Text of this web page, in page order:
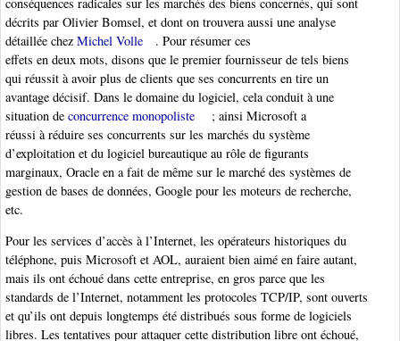
décrits par Olivier Bomsel, et dont on trouvera aussi une analyse
détaillée chez Michel Volle
. Pour résumer ces
effets en deux mots, disons que le premier fournisseur de tels biens
qui réussit à avoir plus de clients que ses concurrents en tire un
avantage décisif. Dans le domaine du logiciel, cela conduit à une
situation de concurrence monopoliste
; ainsi Microsoft a
réussi à réduire ses concurrents sur les marchés du système
d’exploitation et du logiciel bureautique au rôle de figurants
marginaux, Oracle en a fait de même sur le marché des systèmes de
gestion de bases de données, Google pour les moteurs de recherche,
etc.
Pour les services d’accès à l’Internet, les opérateurs historiques du
téléphone, puis Microsoft et AOL, auraient bien aimé en faire autant,
mais ils ont échoué dans cette entreprise, en gros parce que les
standards de l’Internet, notamment les protocoles TCP/IP, sont ouverts
et qu’ils ont depuis longtemps été distribués sous forme de logiciels
libres. Les tentatives pour attaquer cette distribution libre ont échoué,